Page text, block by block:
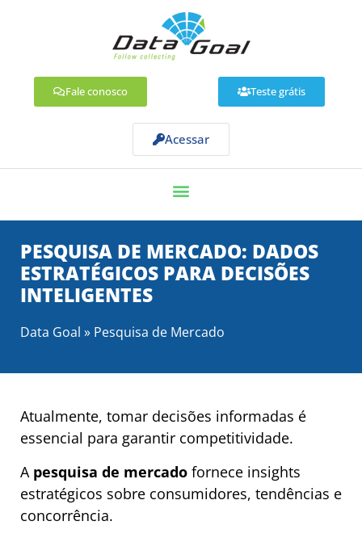
Fale conosco Teste grátis
Acessar
PESQUISA DE MERCADO: DADOS
ESTRATÉGICOS PARA DECISÕES
INTELIGENTES
Data Goal » Pesquisa de Mercado
Atualmente, tomar decisões informadas é
essencial para garantir competitividade.
A pesquisa de mercado fornece insights
estratégicos sobre consumidores, tendências e
concorrência.